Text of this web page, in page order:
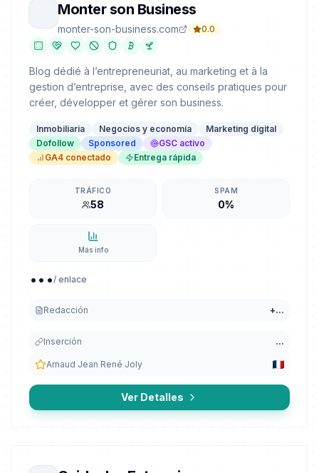
Monter son Business
monter-son-business.com 0.0
Blog dédié à l’entrepreneuriat, au marketing et à la
gestion d’entreprise, avec des conseils pratiques pour
créer, développer et gérer son business.
Inmobiliaria Negocios y economía
Marketing digital
Dofollow
Sponsored
GSC activo
GA4 conectado
Entrega rápida
TRÁFICO
58
SPAM
0%
Más info
.../ enlace
Redacción +...
Inserción ...
Arnaud Jean René Joly
Ver Detalles